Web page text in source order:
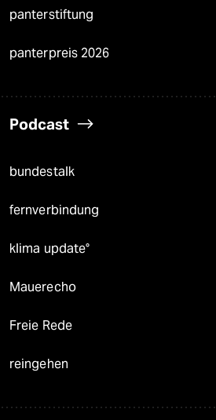
panterstiftung
panterpreis 2026
Podcast
bundestalk
fernverbindung
klima update°
Mauerecho
Freie Rede
reingehen